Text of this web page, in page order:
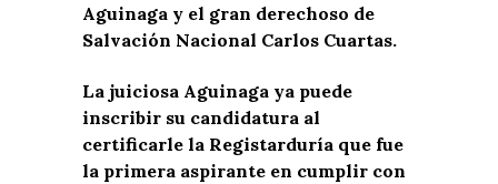
Aguinaga y el gran derechoso de
Salvación Nacional Carlos Cuartas.
La juiciosa Aguinaga ya puede
inscribir su candidatura al
certificarle la Registarduría que fue
la primera aspirante en cumplir con